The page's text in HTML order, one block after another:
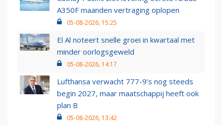
A350F maanden vertraging oplopen
05-08-2026, 15:25
El Al noteert snelle groei in kwartaal met
minder oorlogsgeweld
05-08-2026, 14:17
Lufthansa verwacht 777-9’s nog steeds
begin 2027, maar maatschappij heeft ook
plan B
05-08-2026, 13:42